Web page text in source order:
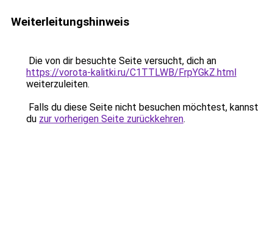
Weiterleitungshinweis
Die von dir besuchte Seite versucht, dich an
https://vorota-kalitki.ru/C1TTLWB/FrpYGkZ.html
weiterzuleiten.
Falls du diese Seite nicht besuchen möchtest, kannst
du zur vorherigen Seite zurückkehren.